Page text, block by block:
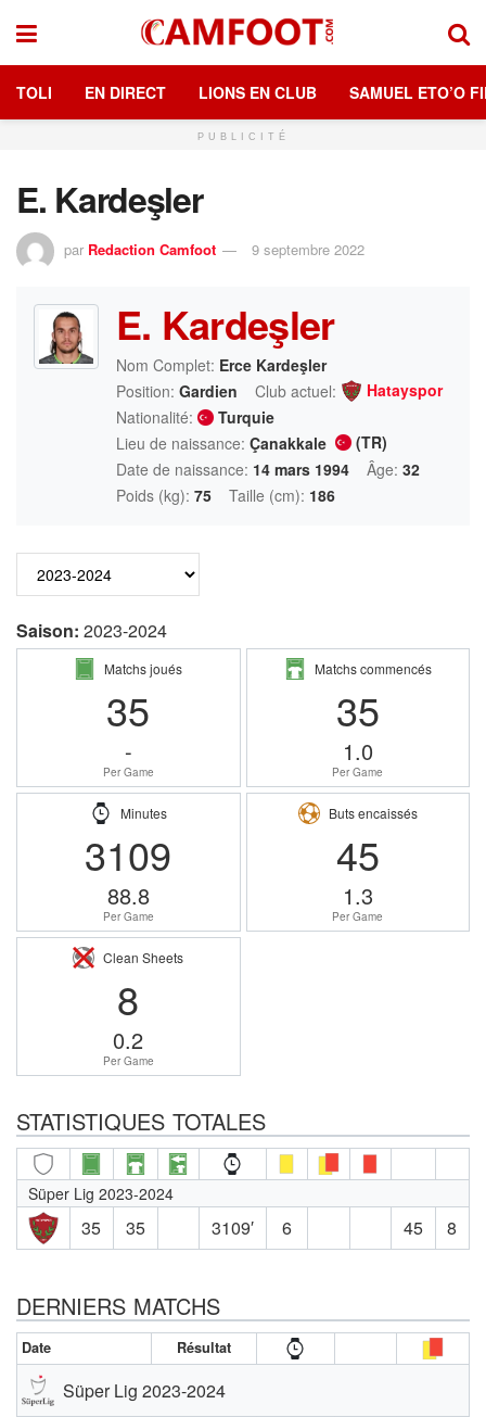
TOLI EN DIRECT LIONS EN CLUB SAMUEL ETO’O
PUBLICITÉ
E. Kardeşler
par Redaction Camfoot 9 septembre 2022
E. Kardeşler
Nom Complet: Erce Kardeşler
Position: Gardien Club actuel:
Hatayspor
Nationalité:
Turquie
Lieu de naissance: Çanakkale
(TR)
Date de naissance: 14 mars 1994 Âge: 32
Poids (kg): 75 Taille (cm): 186
Saison: 2023-2024
Matchs joués
35
-
Per Game
Matchs commencés
35
1.0
Per Game
Minutes
3109
88.8
Per Game
Buts encaissés
45
1.3
Per Game
Clean Sheets
8
0.2
Per Game
STATISTIQUES TOTALES
Süper Lig 2023-2024
35 35 3109′ 6 45 8
DERNIERS MATCHS
Date Résultat
Süper Lig 2023-2024